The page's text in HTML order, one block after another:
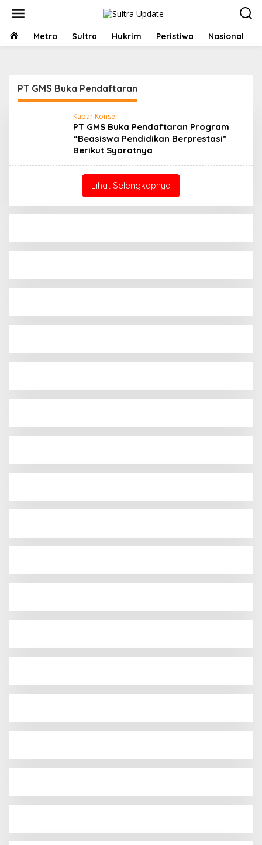
HOMEMetro Sultra Hukrim Peristiwa Nasional
PT GMS Buka Pendaftaran
Kabar Konsel
PT GMS Buka Pendaftaran Program
“Beasiswa Pendidikan Berprestasi”
Berikut Syaratnya
Lihat Selengkapnya